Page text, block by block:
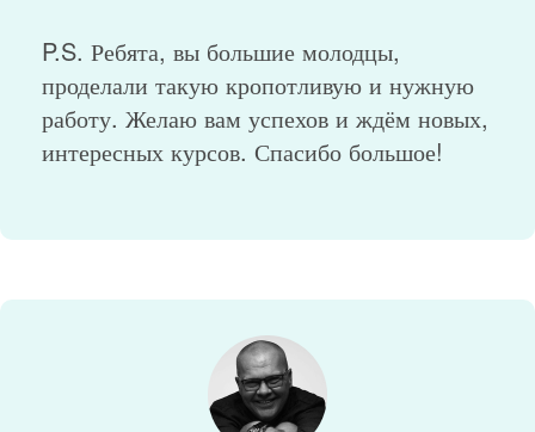
P.S. Ребята, вы большие молодцы,
проделали такую кропотливую и нужную
работу. Желаю вам успехов и ждём новых,
интересных курсов. Спасибо большое!